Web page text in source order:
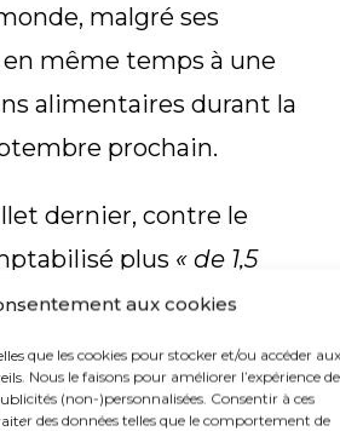
aux cookies
que les cookies pour stocker et/ou accéder aux
Nous le faisons pour améliorer l’expérience de
(non-)personnalisées. Consentir à ces
des données telles que le comportement de
malgré ses
même temps à une
alimentaires durant la
prochain.
dernier, contre le
plus « de 1,5
dont au
de malnutrition ».
denrées alimentaires